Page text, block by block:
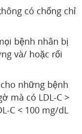
có chống chỉ
bệnh nhân bị
và/ hoặc rối
cho những bệnh
mà có LDL-C >
C < 100 mg/dL